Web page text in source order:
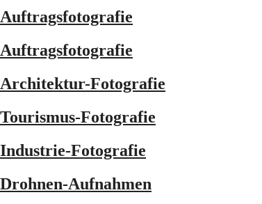
Auftragsfotografie
Auftragsfotografie
Architektur-Fotografie
Tourismus-Fotografie
Industrie-Fotografie
Drohnen-Aufnahmen